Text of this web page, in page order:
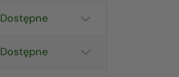
Dostępne Pokaż szczegóły
Dostępne Pokaż szczegóły